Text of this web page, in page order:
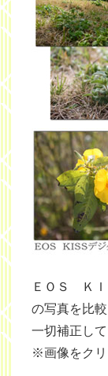
ＥＯＳ ＫＩ
の写真を比
一切補正して
※画像をク